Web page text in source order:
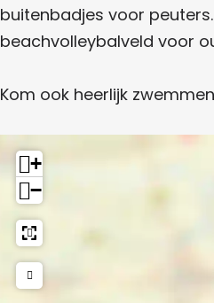
buitenbadjes voor
beachvolleybalveld voor
Kom ook heerlijk
+
−